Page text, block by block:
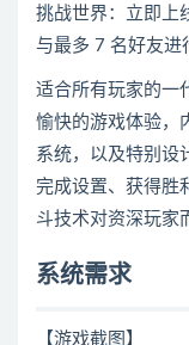
挑战世界：立即上
与最多 7 名好友进
适合所有玩家 的一
愉快的游戏体验，
系统，以及特别设
完成设置、获得胜
斗技术对资深玩家
系统需求
【游戏截图】